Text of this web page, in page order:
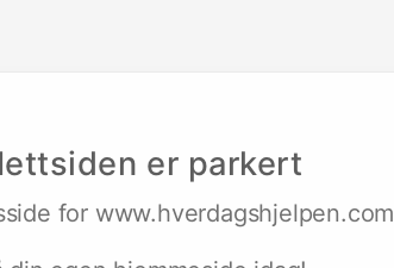
er parkert
for www.hverdagshjelpen.com